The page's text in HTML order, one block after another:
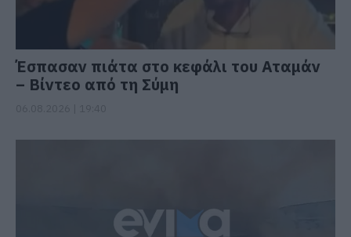
Έσπασαν πιάτα στο κεφάλι του Αταμάν
– Βίντεο από τη Σύμη